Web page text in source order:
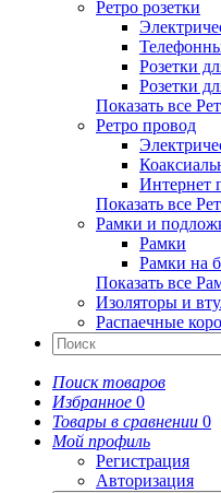
Ретро розетки
Розетки
Розетки
Показать все
Ретро провод
Интернет
Показать все
Рамки и
Рамки
Рамки на
Показать все
Изоляторы и
Распаечные
Поиск товаров
Избранное 0
Товары в сравнении 0
Мой профиль
Регистрация
Авторизация